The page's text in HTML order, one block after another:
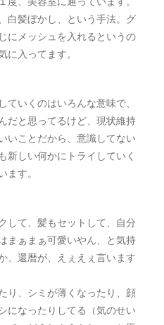
白髪ぼかし、という手法。グ
にメッシュを入れるというの
入ってます。
いくのはいろんな意味で、
だと思ってるけど、現状維持
いことだから、意識してない
新しい何かにトライしていく
す。
して、髪もセットして、自分
まぁまぁ可愛いやん、と気持
、還暦が、えぇえぇ言います
り、シミが薄くなったり、顔
になったりしてる（気のせい